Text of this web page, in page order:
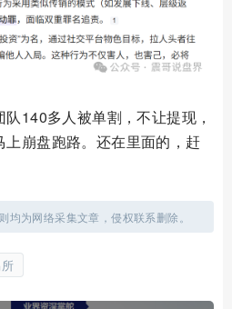
140多人被单割，不让提现，
崩盘跑路。还在里面的，赶
为网络采集文章，侵权联系删除。